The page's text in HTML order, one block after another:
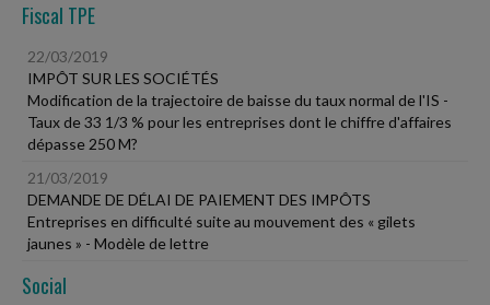
Fiscal TPE
22/03/2019
IMPÔT SUR LES SOCIÉTÉS
Modification de la trajectoire de baisse du taux normal de l'IS -
Taux de 33 1/3 % pour les entreprises dont le chiffre d'affaires
dépasse 250 M?
21/03/2019
DEMANDE DE DÉLAI DE PAIEMENT DES IMPÔTS
Entreprises en difficulté suite au mouvement des « gilets
jaunes » - Modèle de lettre
Social